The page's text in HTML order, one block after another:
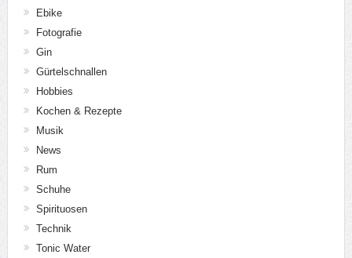
Ebike
Fotografie
Gin
Gürtelschnallen
Hobbies
Kochen & Rezepte
Musik
News
Rum
Schuhe
Spirituosen
Technik
Tonic Water